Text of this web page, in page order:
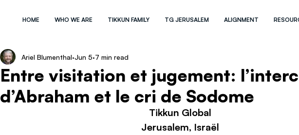
HOME WHO WE ARE TIKKUN FAMILY TG JERUSALEM ALIGNMENT
Entre visitation et jugement:
d’Abraham et le cri de Sodome
Ariel Blumenthal Jun 5 7 min read
Tikkun Global
Jerusalem, Israël